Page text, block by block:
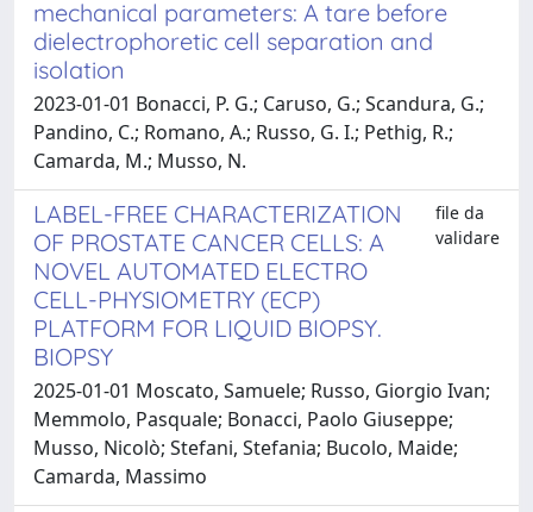
mechanical parameters: A tare before
dielectrophoretic cell separation and
isolation
2023-01-01 Bonacci, P. G.; Caruso, G.; Scandura, G.;
Pandino, C.; Romano, A.; Russo, G. I.; Pethig, R.;
Camarda, M.; Musso, N.
LABEL-FREE CHARACTERIZATION
OF PROSTATE CANCER CELLS: A
NOVEL AUTOMATED ELECTRO
CELL-PHYSIOMETRY (ECP)
PLATFORM FOR LIQUID BIOPSY.
BIOPSY
file da
validare
2025-01-01 Moscato, Samuele; Russo, Giorgio Ivan;
Memmolo, Pasquale; Bonacci, Paolo Giuseppe;
Musso, Nicolò; Stefani, Stefania; Bucolo, Maide;
Camarda, Massimo